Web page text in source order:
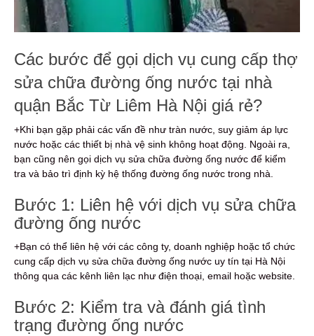
Các bước để gọi dịch vụ cung cấp thợ
sửa chữa đường ống nước tại nhà
quận Bắc Từ Liêm Hà Nội giá rẻ?
+Khi bạn gặp phải các vấn đề như tràn nước, suy giảm áp lực
nước hoặc các thiết bị nhà vệ sinh không hoạt động. Ngoài ra,
bạn cũng nên gọi dịch vụ sửa chữa đường ống nước để kiểm
tra và bảo trì định kỳ hệ thống đường ống nước trong nhà.
Bước 1: Liên hệ với dịch vụ sửa chữa
đường ống nước
+Bạn có thể liên hệ với các công ty, doanh nghiệp hoặc tổ chức
cung cấp dịch vụ sửa chữa đường ống nước uy tín tại Hà Nội
thông qua các kênh liên lạc như điện thoại, email hoặc website.
Bước 2: Kiểm tra và đánh giá tình
trạng đường ống nước